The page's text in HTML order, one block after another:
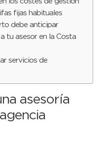
fijas habituales
debe anticipar
tu asesor en la Costa
servicios de
asesoría